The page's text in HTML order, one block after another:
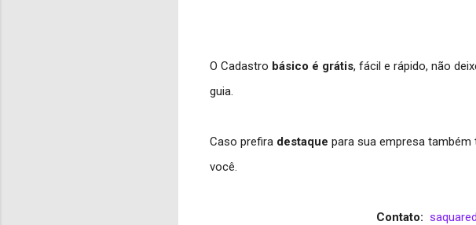
O Cadastro básico é grátis, fácil e rápido, não
guia.
Caso prefira destaque para sua empresa
você.
Contato: